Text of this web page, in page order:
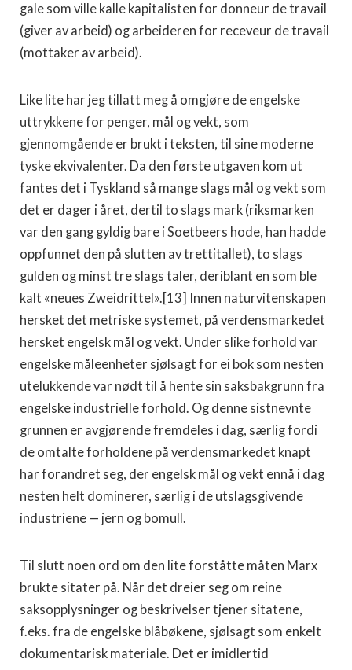
gale som ville kalle kapitalisten for donneur de travail
(giver av arbeid) og ar­beideren for receveur de travail
(mottaker av arbeid).
Like lite har jeg tillatt meg å omgjøre de engelske
uttrykkene for penger, mål og vekt, som
gjennomgående er brukt i teksten, til sine moderne
tyske ekvivalenter. Da den første utgaven kom ut
fantes det i Tyskland så mange slags mål og vekt som
det er dager i året, dertil to slags mark (riksmarken
var den gang gyldig bare i Soetbeers hode, han hadde
oppfunnet den på slutten av tretti­tallet), to slags
gulden og minst tre slags taler, deriblant en som ble
kalt «neues Zweidrittel».[13] Innen naturvitenskapen
hersket det metriske systemet, på verdensmarkedet
hersket engelsk mål og vekt. Under slike forhold var
engelske måleenheter sjølsagt for ei bok som nesten
utelukkende var nødt til å hente sin saksbakgrunn fra
engelske industrielle forhold. Og denne sistnevnte
grunnen er avgjørende fremdeles i dag, særlig fordi
de omtalte forholdene på verdensmarkedet knapt
har forandret seg, der eng­elsk mål og vekt ennå i dag
nesten helt dominerer, særlig i de ut­slagsgivende
industriene — jern og bomull.
Til slutt noen ord om den lite forståtte måten Marx
brukte sita­ter på. Når det dreier seg om reine
saksopplysninger og beskrivel­ser tjener sitatene,
f.eks. fra de engelske blåbøkene, sjølsagt som enkelt
dokumentarisk materiale. Det er imidlertid